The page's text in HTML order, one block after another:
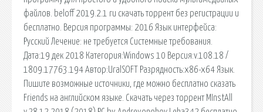
файлов. beloff 2019.2.1 ru скачать торрент без регистрации и
бесплатно. Версия программы: 2016 Язык интерфейса:
Русский Лечение: не требуется Системные требования.
Дата:19 дек 2018 Категория:Windows 10 Версия:v.108.18 /
1809.17763.194 Автор:UralSOFT Разрядность:x86-x64 Язык.
Пишите возможные источники, где можно бесплатно сказать
Friends на английском языке. Скачать через торрент MInstAll